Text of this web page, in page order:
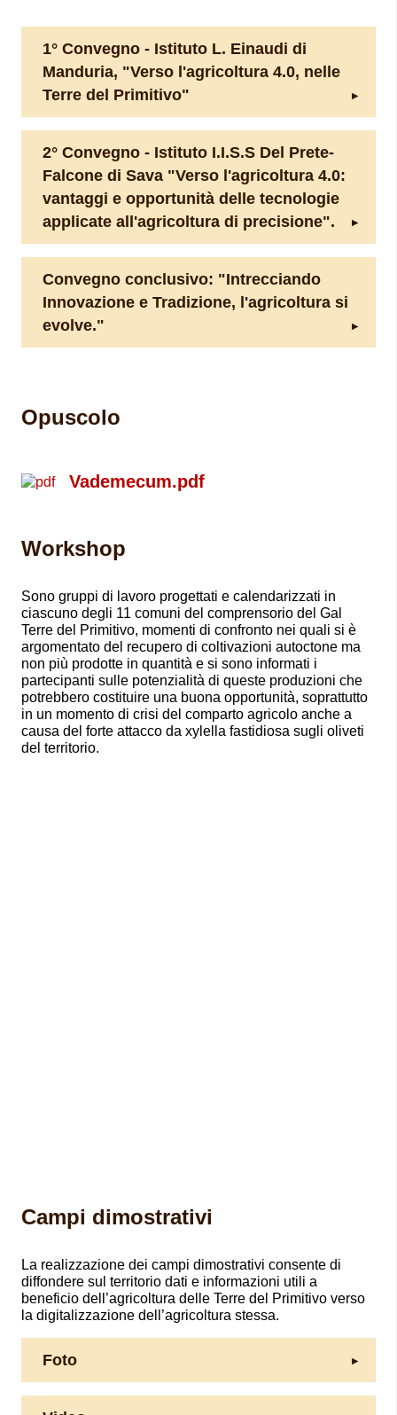
1° Convegno - Istituto L. Einaudi di
Manduria, "Verso l'agricoltura 4.0, nelle
Terre del Primitivo"
2° Convegno - Istituto I.I.S.S Del Prete-
Falcone di Sava "Verso l'agricoltura 4.0:
vantaggi e opportunità delle tecnologie
applicate all'agricoltura di precisione".
Convegno conclusivo: "Intrecciando
Innovazione e Tradizione, l'agricoltura si
evolve."
Opuscolo
Vademecum.pdf
Workshop
Sono gruppi di lavoro progettati e calendarizzati in
ciascuno degli 11 comuni del comprensorio del Gal
Terre del Primitivo, momenti di confronto nei quali si è
argomentato del recupero di coltivazioni autoctone ma
non più prodotte in quantità e si sono informati i
partecipanti sulle potenzialità di queste produzioni che
potrebbero costituire una buona opportunità, soprattutto
in un momento di crisi del comparto agricolo anche a
causa del forte attacco da xylella fastidiosa sugli oliveti
del territorio.
Campi dimostrativi
La realizzazione dei campi dimostrativi consente di
diffondere sul territorio dati e informazioni utili a
beneficio dell’agricoltura delle Terre del Primitivo verso
la digitalizzazione dell’agricoltura stessa.
Foto